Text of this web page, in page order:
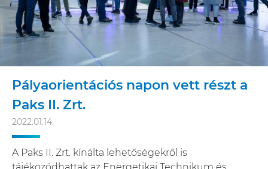
Pályaorientációs napon vett részt a
Paks II. Zrt.
2022.01.14.
A Paks II. Zrt. kínálta lehetőségekről is